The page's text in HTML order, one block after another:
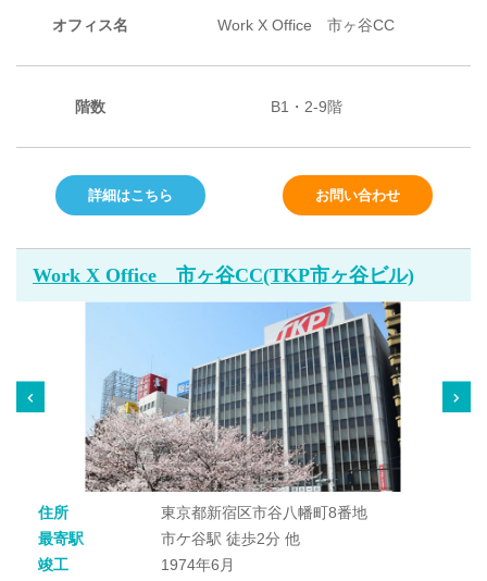
オフィス名 Work X Office 市ヶ谷CC
階数 B1・2-9階
詳細はこちら お問い合わせ
Work X Office 市ヶ谷CC(TKP市ヶ谷ビル)
住所
東京都新宿区市谷八幡町8番地
最寄駅
市ケ谷駅 徒歩2分 他
竣工
1974年6月